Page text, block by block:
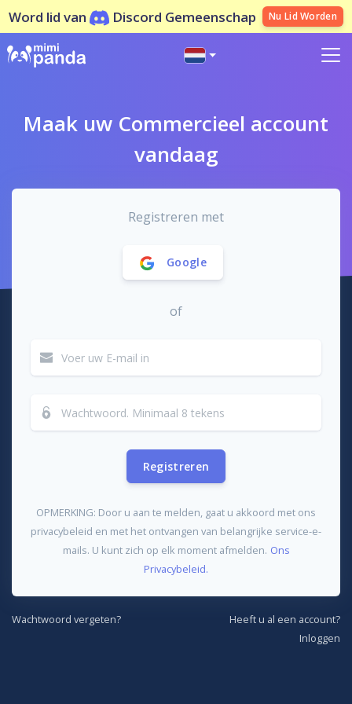
Word lid van Discord Gemeenschap Nu Lid Worden
Maak uw Commercieel account
vandaag
Registreren met
Google
of
Registreren
OPMERKING: Door u aan te melden, gaat u akkoord met ons
privacybeleid en met het ontvangen van belangrijke service-e-
mails. U kunt zich op elk moment afmelden. Ons
Privacybeleid.
Wachtwoord vergeten?
Heeft u al een account?
Inloggen